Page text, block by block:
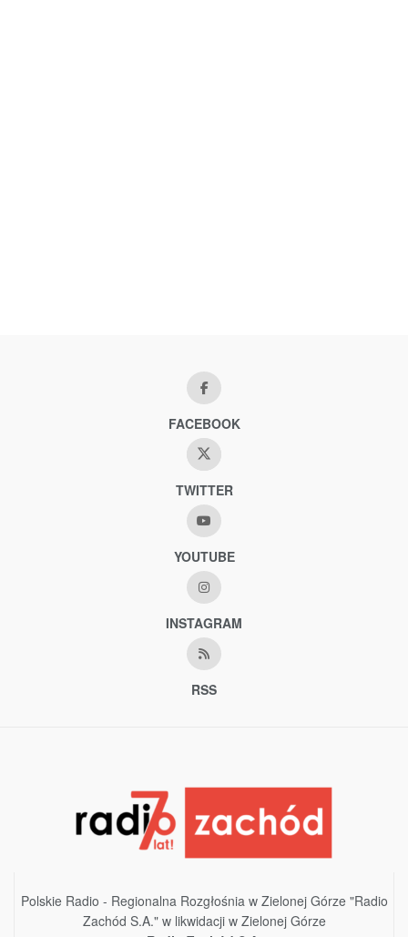
FACEBOOK
TWITTER
YOUTUBE
INSTAGRAM
RSS
Polskie Radio - Regionalna Rozgłośnia w Zielonej Górze "Radio
Zachód S.A." w likwidacji w Zielonej Górze